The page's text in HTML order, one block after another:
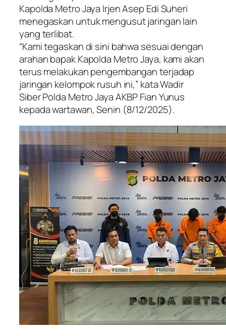
Kapolda Metro Jaya Irjen Asep Edi Suheri
menegaskan untuk mengusut jaringan lain
yang terlibat.
“Kami tegaskan di sini bahwa sesuai dengan
arahan bapak Kapolda Metro Jaya, kami akan
terus melakukan pengembangan terjadap
jaringan kelompok rusuh ini,” kata Wadir
Siber Polda Metro Jaya AKBP Fian Yunus
kepada wartawan, Senin (8/12/2025).